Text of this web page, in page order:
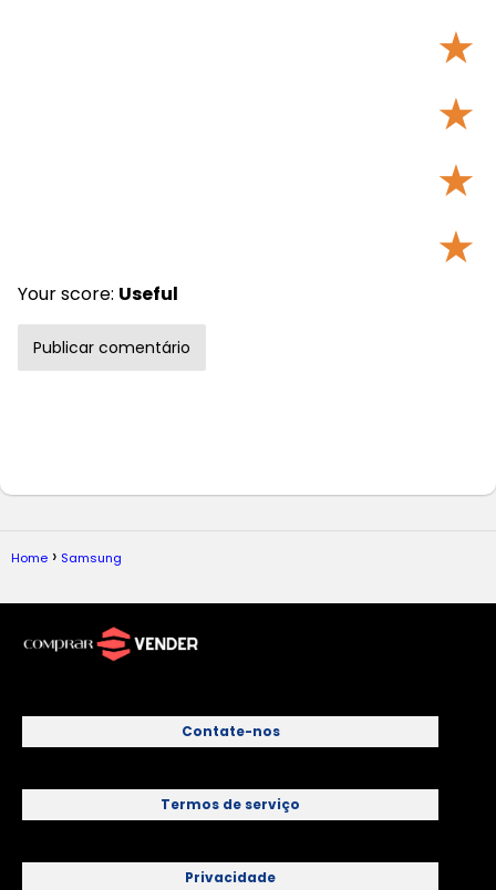
★
★
★
★
Your score: Useful
Home Samsung
Contate-nos
Termos de serviço
Privacidade